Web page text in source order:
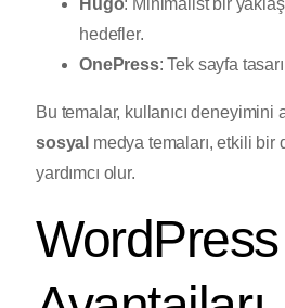
Hugo: Minimalist bir
hedefler.
OnePress: Tek sayfa
Bu temalar, kullanıcı
sosyal medya temaları, etkili bir
yardımcı olur.